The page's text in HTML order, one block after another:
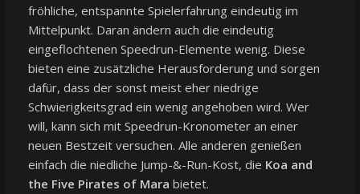
fröhliche, entspannte Spielerfahrung eindeutig im
Mittelpunkt. Daran ändern auch die eindeutig
eingeflochtenen Speedrun-Elemente wenig. Diese
bieten eine zusätzliche Herausforderung und sorgen
dafür, dass der sonst meist eher niedrige
Schwierigkeitsgrad ein wenig angehoben wird. Wer
will, kann sich mit Speedrun-Kronometer an einer
neuen Bestzeit versuchen. Alle anderen genießen
einfach die niedliche Jump-&-Run-Kost, die Koa and
the Five Pirates of Mara bietet.